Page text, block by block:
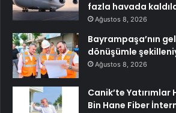
fazla havada
Ağustos 8, 2026
Bayrampaşa’nın
dönüşümle
Ağustos 8, 2026
Canik’te Yatırımlar
Bin Hane Fiber